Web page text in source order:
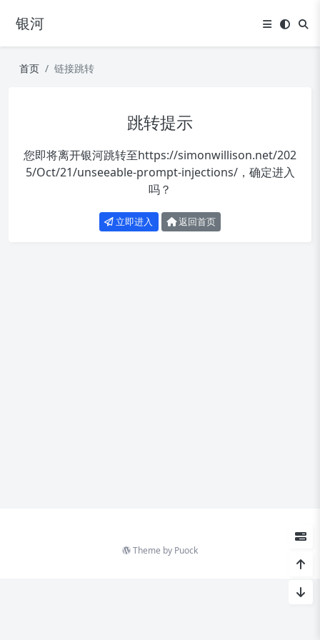
银河
首页 链接跳转
跳转提示
您即将离开银河跳转至https://simonwillison.net/202
5/Oct/21/unseeable-prompt-injections/，确定进入
吗？
立即进入 返回首页
Theme by Puock